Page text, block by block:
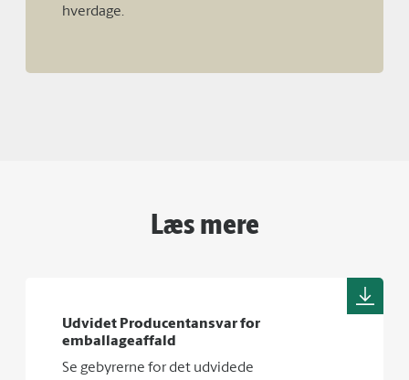
hverdage.
Læs mere
Udvidet Producentansvar for
emballageaffald
Se gebyrerne for det udvidede